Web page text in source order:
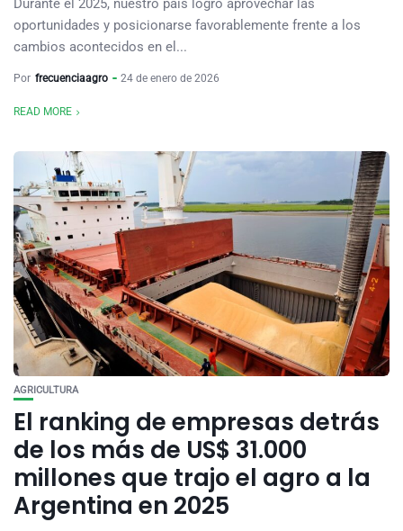
Durante el 2025, nuestro país logró aprovechar las
oportunidades y posicionarse favorablemente frente a los
cambios acontecidos en el...
Por frecuenciaagro 24 de enero de 2026
READ MORE
AGRICULTURA
El ranking de empresas detrás
de los más de US$ 31.000
millones que trajo el agro a la
Argentina en 2025